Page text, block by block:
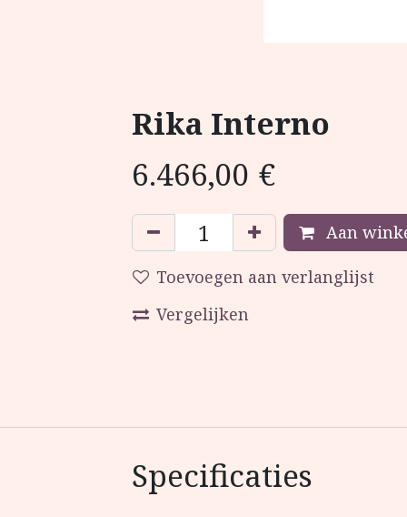
Rika Interno
6.466,00 €
Aan
Toevoegen aan verlanglijst
Vergelijken
Specificaties